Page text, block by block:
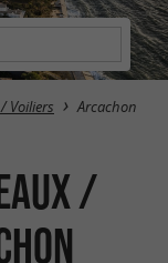
Voiliers Arcachon
/